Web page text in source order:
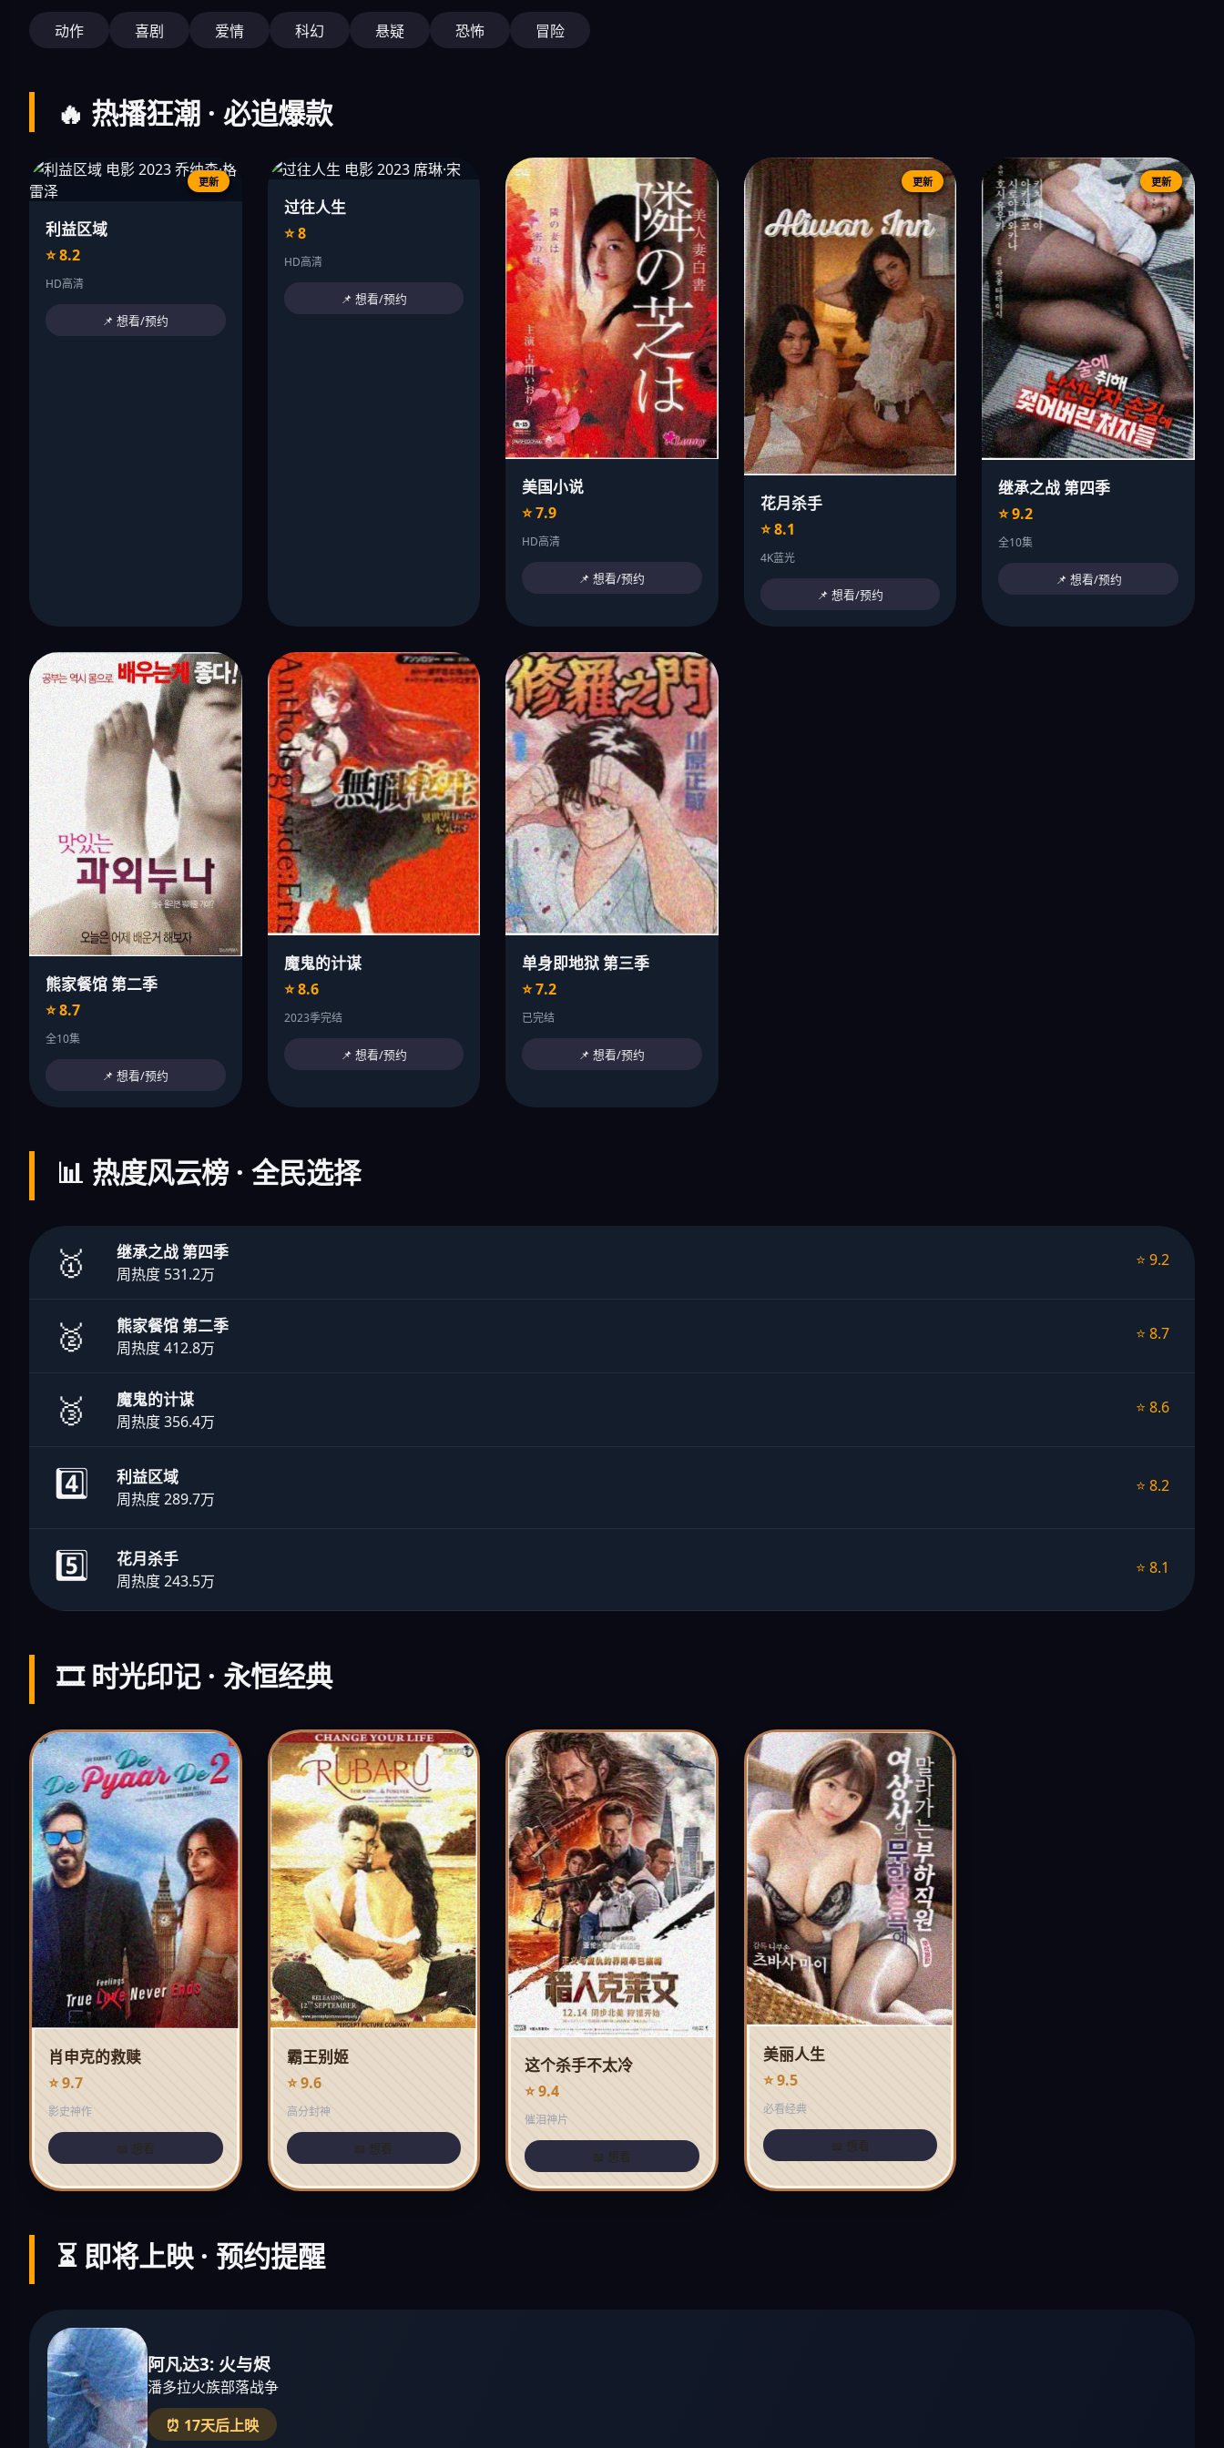
动作 喜剧 爱情 科幻 悬疑 恐怖 冒险
🔥 热播狂潮 · 必追爆款
更新
利益区域
⭐ 8.2
HD高清
📌 想看/预约
过往人生
⭐ 8
HD高清
📌 想看/预约
美国小说
⭐ 7.9
HD高清
📌 想看/预约
更新
花月杀手
⭐ 8.1
4K蓝光
📌 想看/预约
更新
继承之战 第四季
⭐ 9.2
全10集
📌 想看/预约
熊家餐馆 第二季
⭐ 8.7
全10集
📌 想看/预约
魔鬼的计谋
⭐ 8.6
2023季完结
📌 想看/预约
单身即地狱 第三季
⭐ 7.2
已完结
📌 想看/预约
📊 热度风云榜 · 全民选择
🥇 继承之战 第四季
周热度 531.2万
⭐ 9.2
🥈 熊家餐馆 第二季
周热度 412.8万
⭐ 8.7
🥉 魔鬼的计谋
周热度 356.4万
⭐ 8.6
4️⃣ 利益区域
周热度 289.7万
⭐ 8.2
5️⃣ 花月杀手
周热度 243.5万
⭐ 8.1
🎞️ 时光印记 · 永恒经典
肖申克的救赎
⭐ 9.7
影史神作
📖 想看
霸王别姬
⭐ 9.6
高分封神
📖 想看
这个杀手不太冷
⭐ 9.4
催泪神片
📖 想看
美丽人生
⭐ 9.5
必看经典
📖 想看
⏳ 即将上映 · 预约提醒
阿凡达3: 火与烬
潘多拉火族部落战争
⏰ 17天后上映